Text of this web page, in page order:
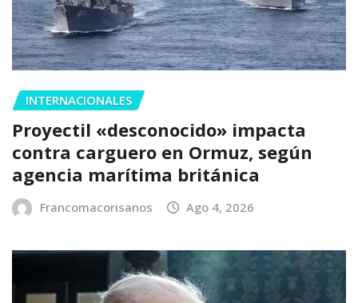
INTERNACIONALES
Proyectil «desconocido» impacta
contra carguero en Ormuz, según
agencia marítima británica
Francomacorisanos Ago 4, 2026